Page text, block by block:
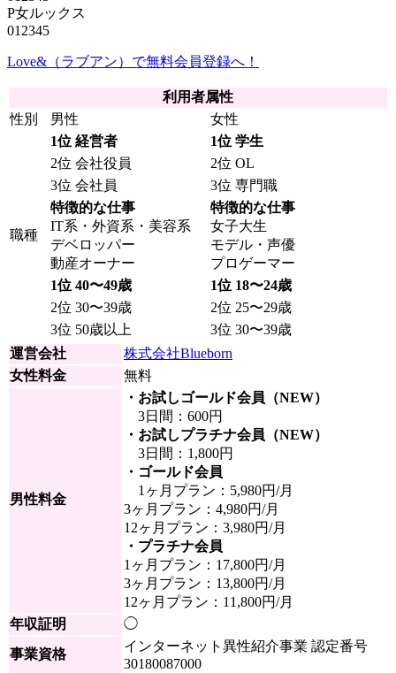
P女ルックス
01 2345
Love&（ラブアン）で無料会員登録へ！
利用者属性
性別
男性 女性
職種
1位 経営者
1位 学生
2位 会社役員
2位 OL
3位 会社員
3位 専門職
特徴的な仕事
IT系・外資系・美容系
デベロッパー
動産オーナー
特徴的な仕事
女子大生
モデル・声優
プロゲーマー
1位 40〜49歳
1位 18〜24歳
2位 30〜39歳
2位 25〜29歳
3位 50歳以上
3位 30〜39歳
運営会社
株式会社Blueborn
女性料金
無料
男性料金
・お試しゴールド会員（NEW）
3日間：600円
・お試しプラチナ会員（NEW）
3日間：1,800円
・ゴールド会員
1ヶ月プラン：5,980円/月
3ヶ月プラン：4,980円/月
12ヶ月プラン：3,980円/月
・プラチナ会員
1ヶ月プラン：17,800円/月
3ヶ月プラン：13,800円/月
12ヶ月プラン：11,800円/月
年収証明
◯
事業資格
インターネット異性紹介事業 認定番号
30180087000